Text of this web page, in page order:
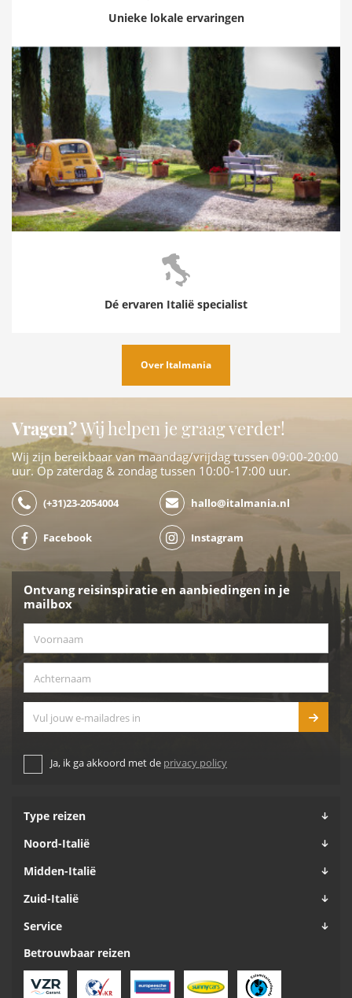
Unieke lokale ervaringen
Dé ervaren Italië specialist
Over Italmania
Vragen?Wij helpen je graag verder!
Wij zijn bereikbaar van maandag/vrijdag tussen 09:00-20:00
uur. Op zaterdag & zondag tussen 10:00-17:00 uur.
(+31)23-2054004 hallo@italmania.nl
Facebook Instagram
Ontvang reisinspiratie en aanbiedingen in je
mailbox
Ja, ik ga akkoord met de privacy policy
Type reizen
Noord-Italië
Midden-Italië
Zuid-Italië
Service
Betrouwbaar reizen